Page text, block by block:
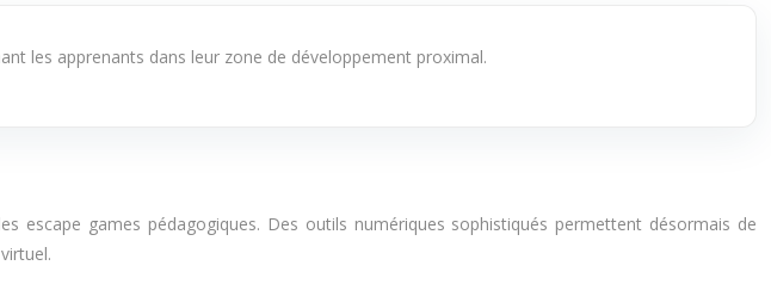
les apprenants dans leur zone de développement proximal.
escape games pédagogiques. Des outils numériques sophistiqués permettent désormais de